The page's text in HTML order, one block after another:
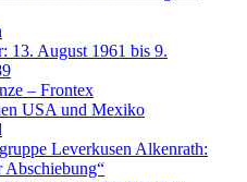
13. August 1961 bis 9.
– Frontex
USA und Mexiko
Leverkusen Alkenrath:
Abschiebung“